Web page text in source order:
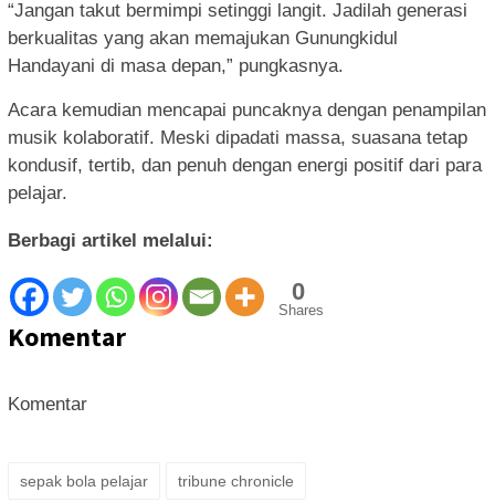
“Jangan takut bermimpi setinggi langit. Jadilah generasi
berkualitas yang akan memajukan Gunungkidul
Handayani di masa depan,” pungkasnya.
Acara kemudian mencapai puncaknya dengan penampilan
musik kolaboratif. Meski dipadati massa, suasana tetap
kondusif, tertib, dan penuh dengan energi positif dari para
pelajar.
Berbagi artikel melalui:
0
Shares
Komentar
Komentar
sepak bola pelajar tribune chronicle